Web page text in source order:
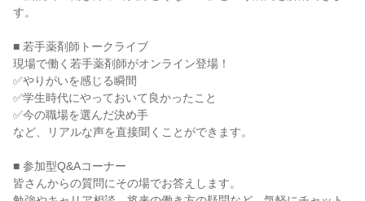
す。
■ 若手薬剤師トークライブ
現場で働く若手薬剤師がオンライン登場！
✅やりがいを感じる瞬間
✅学生時代にやっておいて良かったこと
✅今の職場を選んだ決め手
など、リアルな声を直接聞くことができます。
■ 参加型Q&Aコーナー
皆さんからの質問にその場でお答えします。